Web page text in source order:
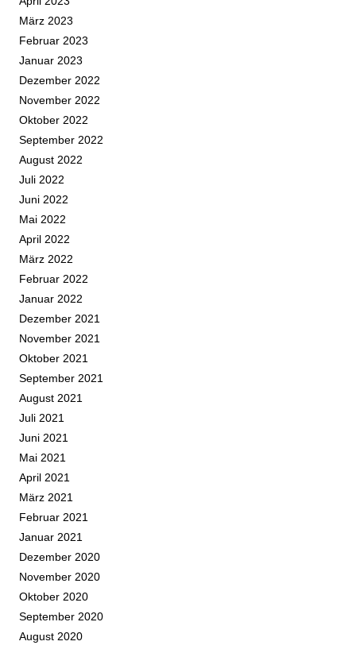
März 2023
Februar 2023
Januar 2023
Dezember 2022
November 2022
Oktober 2022
September 2022
August 2022
Juli 2022
Juni 2022
Mai 2022
April 2022
März 2022
Februar 2022
Januar 2022
Dezember 2021
November 2021
Oktober 2021
September 2021
August 2021
Juli 2021
Juni 2021
Mai 2021
April 2021
März 2021
Februar 2021
Januar 2021
Dezember 2020
November 2020
Oktober 2020
September 2020
August 2020